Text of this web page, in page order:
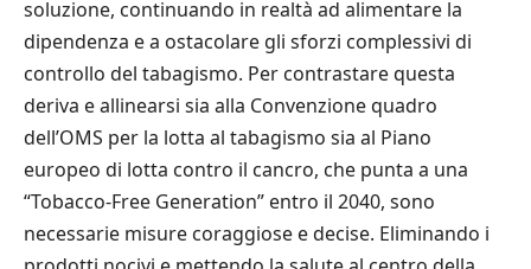
soluzione, continuando in realtà ad alimentare la
dipendenza e a ostacolare gli sforzi complessivi di
controllo del tabagismo. Per contrastare questa
deriva e allinearsi sia alla Convenzione quadro
dell’OMS per la lotta al tabagismo sia al Piano
europeo di lotta contro il cancro, che punta a una
“Tobacco-Free Generation” entro il 2040, sono
necessarie misure coraggiose e decise. Eliminando i